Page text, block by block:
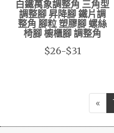
白鐵萬象調整角 三角型
調整腳 昇降腳 鐵片調
整角 腳粒 塑膠腳 螺絲
椅腳 櫥櫃腳 調整角
$26-$31
«